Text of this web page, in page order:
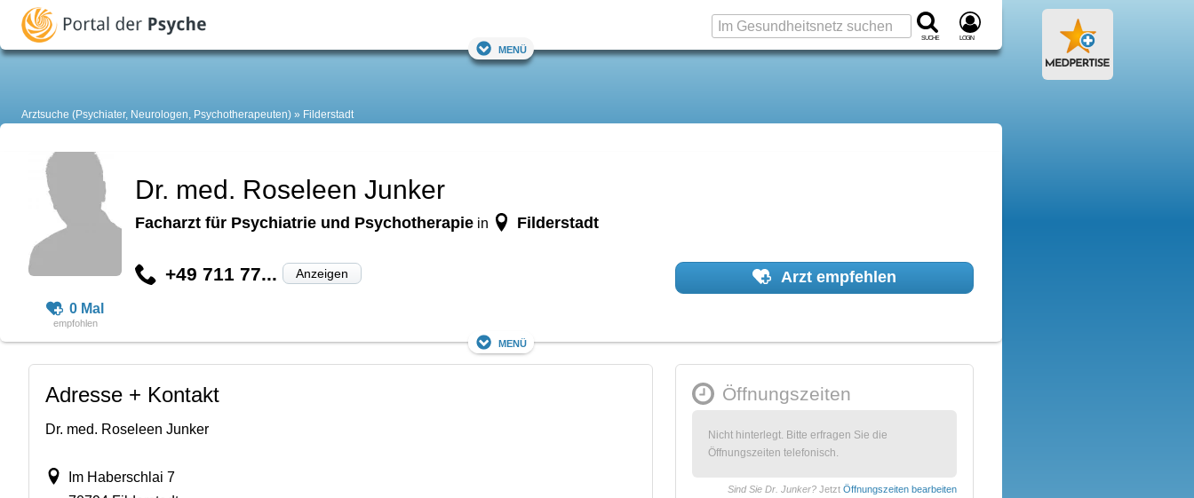
Suche Login
Menü
Arztsuche (Psychiater, Neurologen, Psychotherapeuten) Filderstadt
0 Mal
Dr. med. Roseleen Junker
Facharzt für Psychiatrie und Psychotherapie in Filderstadt
+49 711 77... Anzeigen Arzt empfehlen
Menü
Adresse + Kontakt
Dr. med. Roseleen Junker
Im Haberschlai 7
Öffnungszeiten
Nicht hinterlegt. Bitte erfragen Sie die
Öffnungszeiten telefonisch.
Sind Sie Dr. Junker? Jetzt Öffnungszeiten bearbeiten